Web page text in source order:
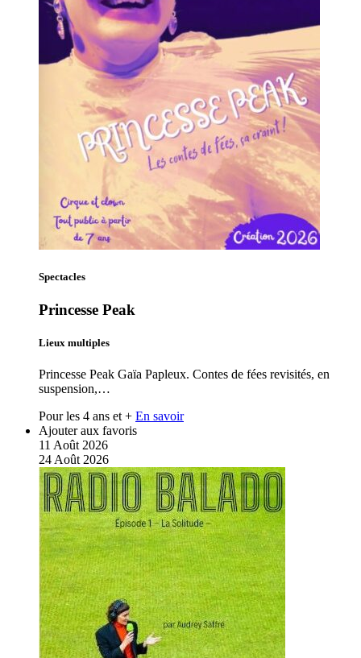
Spectacles
Princesse Peak
Lieux multiples
Princesse Peak Gaïa Papleux. Contes de fées revisités, en
suspension,…
Pour les 4 ans et + En savoir
Ajouter aux favoris
11 Août 2026
24 Août 2026